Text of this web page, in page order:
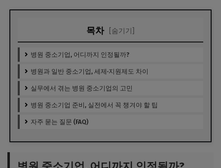
목차 [숨기기]
병원 중소기업, 어디까지 인정될까?
병원과 일반 중소기업, 세제·지원제도 차이
실무에서 겪는 병원 중소기업의 고민
병원 중소기업 준비, 실전에서 꼭 챙겨야 할 팁
자주 묻는 질문 (FAQ)